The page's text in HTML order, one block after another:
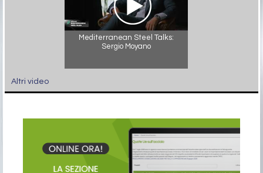
Mediterranean Steel Talks:
Sergio Moyano
Altri video